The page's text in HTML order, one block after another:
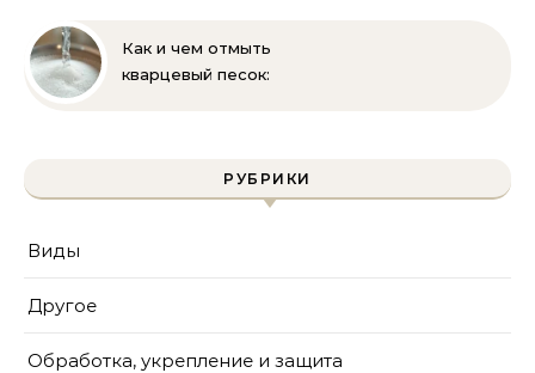
Как и чем отмыть
кварцевый песок:
РУБРИКИ
Виды
Другое
Обработка, укрепление и защита